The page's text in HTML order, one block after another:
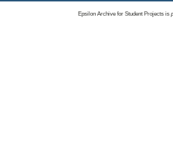
Epsilon Archive for Student Projects is